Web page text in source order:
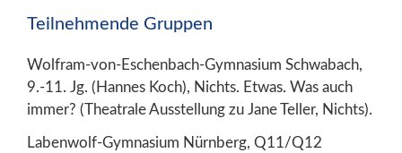
Teilnehmende Gruppen
Wolfram-von-Eschenbach-Gymnasium Schwabach,
9.-11. Jg. (Hannes Koch), Nichts. Etwas. Was auch
immer? (Theatrale Ausstellung zu Jane Teller, Nichts).
Labenwolf-Gymnasium Nürnberg, Q11/Q12